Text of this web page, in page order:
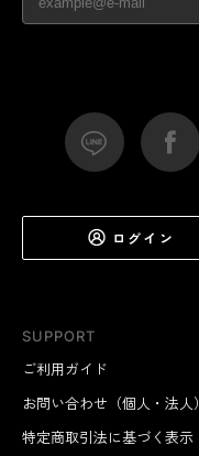
SUPPORT
ご利用ガイド
お問い合わせ（個人・法人）
特定商取引法に基づく表示
ログイン